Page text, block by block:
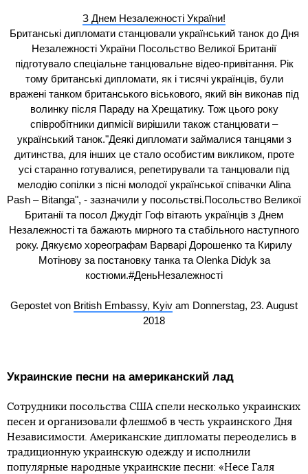
З Днем Незалежності України!
Британські дипломати станцювали український танок до Дня
Незалежності України Посольство Великої Британії
підготувало спеціальне танцювальне відео-привітання. Рік
тому британські дипломати, як і тисячі українців, були
вражені танком британського віськового, який він виконав під
волинку після Параду на Хрещатику. Тож цього року
співробітники дипмісії вирішили також станцювати –
український танок."Деякі дипломати займалися танцями з
дитинства, для інших це стало особистим викликом, проте
усі старанно готувалися, репетирували та танцювали під
мелодію сопілки з пісні молодої української співачки Alina
Pash – Bitanga", - зазначили у посольстві.Посольство Великої
Британії та посол Джудіт Гоф вітають українців з Днем
Незалежності та бажають мирного та стабільного наступного
року. Дякуємо хореографам Варварі Дорошенко та Кирилу
Мотінову за постановку танка та Olenka Didyk за
костюми.#ДеньНезалежності
Gepostet von British Embassy, Kyiv am Donnerstag, 23. August
2018
Украинские песни на американский лад
Сотрудники посольства США спели несколько украинских
песен и организовали флешмоб в честь украинского Дня
Независимости. Американские дипломаты переоделись в
традиционную украинскую одежду и исполнили
популярные народные украинские песни: «Несе Галя